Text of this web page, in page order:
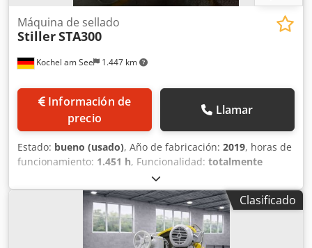
Kochel am See 1.447 km
Máquina de sellado
StillerSTA300
Información de
precio
Llamar
Estado: bueno (usado), Año de fabricación: 2019, horas de
funcionamiento: 1.451 h, Funcionalidad: totalmente
, número de máquina/vehículo:
1.000 kg, Máquina Stiller STA 3000, fabricada en 2019, con
pocas horas de funcionamiento. Dwjdpfxezlgqqo Aldsa La
máquina se entrega con juegos de formatos para 99/119
mm, 73/110 mm y 73/58 mm, es decir, para latas apilables
Clasificado